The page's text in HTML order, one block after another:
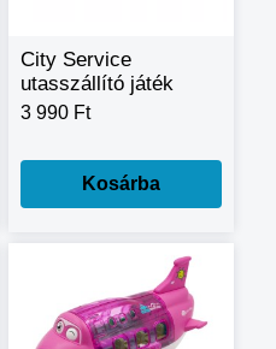
City Service
utasszállító játék
repülőgép
3 990 Ft
Kosárba